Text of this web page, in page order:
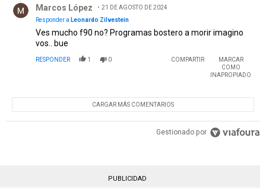
Marcos López
21 DE AGOSTO DE 2024
Responder a Leonardo Zilvestein
Ves mucho f90 no? Programas bostero a morir imagino
vos.. bue
RESPONDER 1 0 COMPARTIR
MARCAR
COMO
INAPROPIADO
CARGAR MÁS COMENTARIOS
Gestionado por
PUBLICIDAD